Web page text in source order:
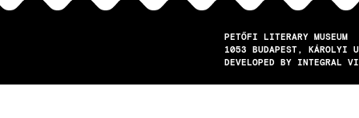
PETŐFI LITERARY MUSEUM
1053
BUDAPEST
KÁROLYI
DEVELOPED BY INTEGRAL